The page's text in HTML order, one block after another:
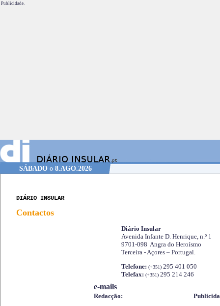
Publicidade.
SÁBADOo 8.AGO.2026
DIÁRIO INSULAR
Contactos
Diário Insular
Avenida Infante D. Henrique, n.º 1
9701-098 Angra do Heroísmo
Terceira - Açores – Portugal.
Telefone: (+351) 295 401 050
Telefax: (+351) 295 214 246
e-mails
Redacção: